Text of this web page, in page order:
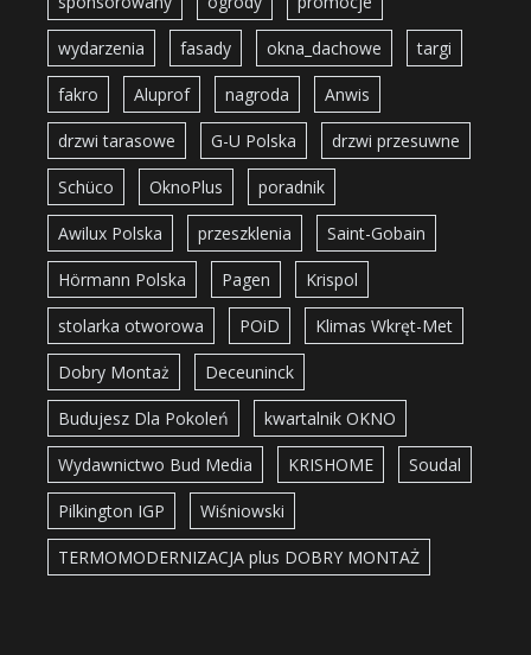
wydarzenia fasady okna_dachowe targi
fakro Aluprof nagroda Anwis
drzwi tarasowe G-U Polska drzwi przesuwne
Schüco OknoPlus poradnik
Awilux Polska przeszklenia Saint-Gobain
Hörmann Polska Pagen Krispol
stolarka otworowa POiD Klimas Wkręt-Met
Dobry Montaż Deceuninck
Budujesz Dla Pokoleń kwartalnik OKNO
Wydawnictwo Bud Media KRISHOME Soudal
Pilkington IGP Wiśniowski
TERMOMODERNIZACJA plus DOBRY MONTAŻ